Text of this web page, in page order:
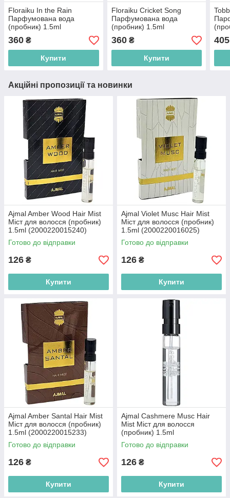
Floraiku In the Rain
Парфумована вода
(пробник) 1.5ml
(3701123002649)
360 ₴
Купити
Floraiku Cricket Song
Парфумована вода
(пробник) 1.5ml
(3701123000430)
360₴
Купити
405
Акційні пропозиції та новинки
Ajmal Amber Wood Hair Mist
Міст для волосся (пробник)
1.5ml (2000220015240)
Готово до відправки
126 ₴
Купити
Ajmal Violet Musc Hair Mist
Міст для волосся (пробник)
1.5ml (2000220016025)
Готово до відправки
126 ₴
Купити
Ajmal Amber Santal Hair Mist
Міст для волосся (пробник)
1.5ml (2000220015233)
Готово до відправки
126 ₴
Купити
Ajmal Cashmere Musc Hair
Mist Міст для волосся
(пробник) 1.5ml
(2000220013888)
Готово до відправки
126 ₴
Купити